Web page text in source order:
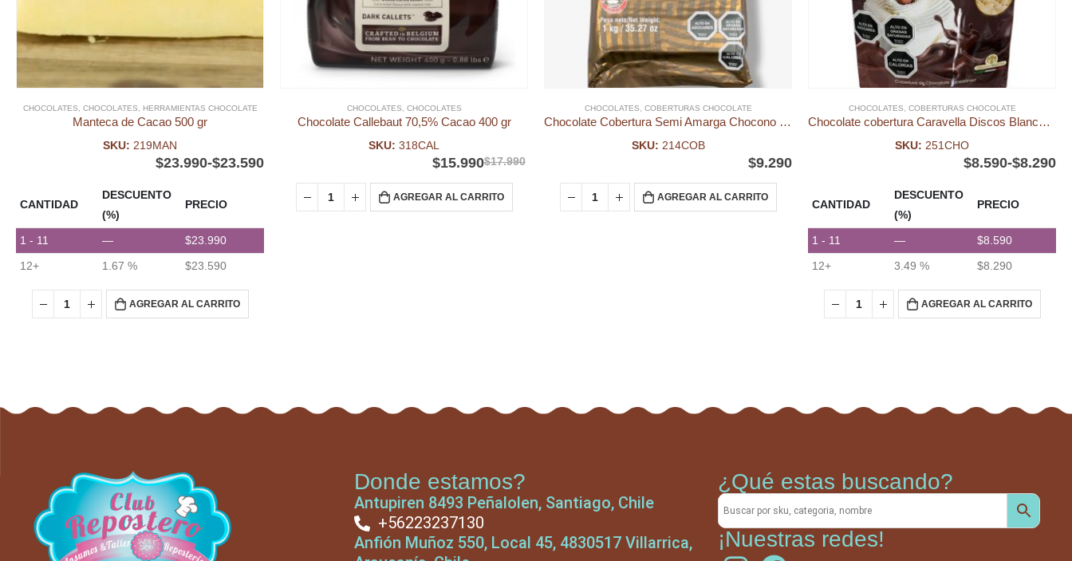
CHOCOLATES CHOCOLATES HERRAMIENTAS CHOCOLATE
Manteca de Cacao 500 gr
SKU: 219MAN
$23.590
-
$23.990
CANTIDAD
DESCUENTO
(%)
PRECIO
1 - 11 — $23.990
12+
1.67 % $23.590
AGREGAR AL CARRITO
CHOCOLATES CHOCOLATES
Chocolate Callebaut 70,5% Cacao 400 gr
SKU: 318CAL
$17.990
$15.990
AGREGAR AL CARRITO
CHOCOLATES COBERTURAS CHOCOLATE
Chocolate Cobertura Semi Amarga Chocono Kg
SKU: 214COB
$9.290
AGREGAR AL CARRITO
CHOCOLATES COBERTURAS CHOCOLATE
Chocolate cobertura Caravella Discos Blancos Kg
SKU: 251CHO
$8.290
-
$8.590
CANTIDAD
DESCUENTO
(%)
PRECIO
1 - 11 — $8.590
12+
3.49 % $8.290
AGREGAR AL CARRITO
Donde estamos?
Antupiren 8493 Peñalolen, Santiago, Chile
+56223237130
Anfión Muñoz 550, Local 45, 4830517 Villarrica,
¿Qué estas buscando?
¡Nuestras redes!